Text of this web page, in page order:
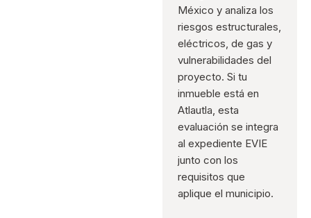
México y analiza los
riesgos estructurales,
eléctricos, de gas y
vulnerabilidades del
proyecto. Si tu
inmueble está en
Atlautla, esta
evaluación se integra
al expediente EVIE
junto con los
requisitos que
aplique el municipio.